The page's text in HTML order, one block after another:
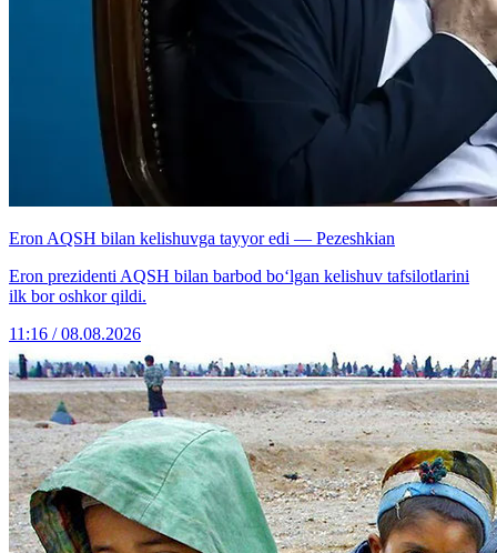
Eron AQSH bilan kelishuvga tayyor edi — Pezeshkian
Eron prezidenti AQSH bilan barbod bo‘lgan kelishuv tafsilotlarini
ilk bor oshkor qildi.
11:16 / 08.08.2026